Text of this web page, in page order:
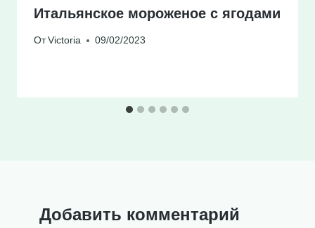
Итальянское мороженое с ягодами
От Victoria 09/02/2023
Добавить комментарий